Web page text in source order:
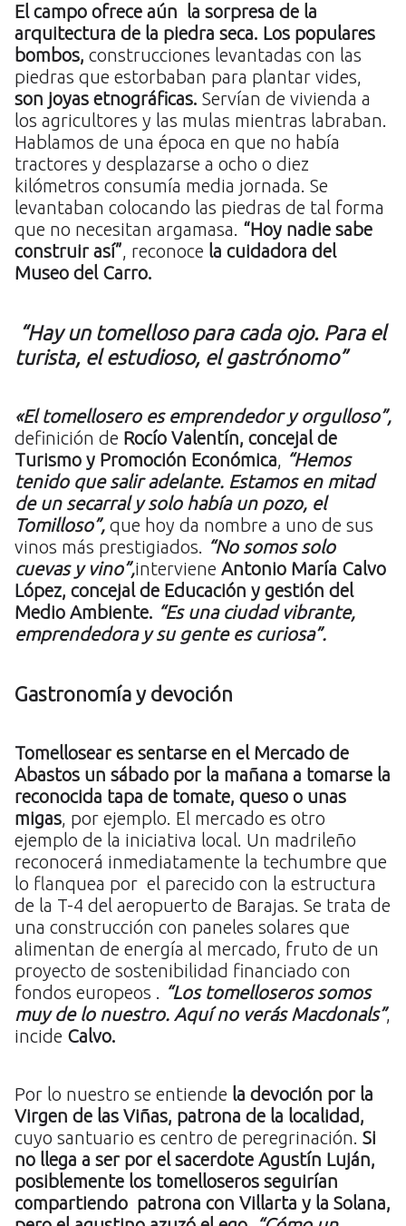
El campo ofrece aún la sorpresa de la
arquitectura de la piedra seca. Los populares
bombos, construcciones levantadas con las
piedras que estorbaban para plantar vides,
son joyas etnográficas. Servían de vivienda a
los agricultores y las mulas mientras labraban.
Hablamos de una época en que no había
tractores y desplazarse a ocho o diez
kilómetros consumía media jornada. Se
levantaban colocando las piedras de tal forma
que no necesitan argamasa. “Hoy nadie sabe
construir así”, reconoce la cuidadora del
Museo del Carro.
“Hay un tomelloso para cada ojo. Para el
turista, el estudioso, el gastrónomo”
«El tomellosero es emprendedor y orgulloso”,
definición de Rocío Valentín, concejal de
Turismo y Promoción Económica, “Hemos
tenido que salir adelante. Estamos en mitad
de un secarral y solo había un pozo, el
Tomilloso”, que hoy da nombre a uno de sus
vinos más prestigiados. “No somos solo
cuevas y vino”,interviene Antonio María Calvo
López, concejal de Educación y gestión del
Medio Ambiente. “Es una ciudad vibrante,
emprendedora y su gente es curiosa”.
Gastronomía y devoción
Tomellosear es sentarse en el Mercado de
Abastos un sábado por la mañana a tomarse la
reconocida tapa de tomate, queso o unas
migas, por ejemplo. El mercado es otro
ejemplo de la iniciativa local. Un madrileño
reconocerá inmediatamente la techumbre que
lo flanquea por el parecido con la estructura
de la T-4 del aeropuerto de Barajas. Se trata de
una construcción con paneles solares que
alimentan de energía al mercado, fruto de un
proyecto de sostenibilidad financiado con
fondos europeos . “Los tomelloseros somos
muy de lo nuestro. Aquí no verás Macdonals”,
incide Calvo.
Por lo nuestro se entiende la devoción por la
Virgen de las Viñas, patrona de la localidad,
cuyo santuario es centro de peregrinación. Si
no llega a ser por el sacerdote Agustín Luján,
posiblemente los tomelloseros seguirían
compartiendo patrona con Villarta y la Solana,